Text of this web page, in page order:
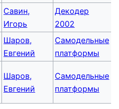
Савин,
Игорь
Декодер
2002
Шаров,
Евгений
Самодельные
платформы
Шаров,
Евгений
Самодельные
платформы